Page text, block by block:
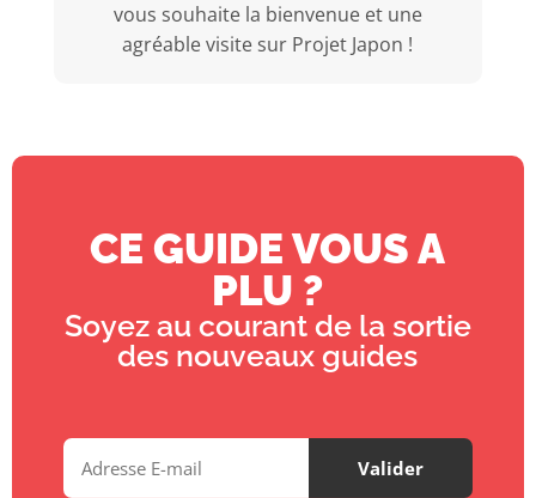
vous souhaite la bienvenue et une
agréable visite sur Projet Japon !
CE GUIDE VOUS A
PLU ?
Soyez au courant de la sortie
des nouveaux guides